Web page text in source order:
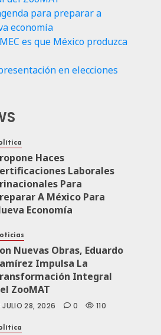
para preparar a
economía
es que México produzca
en elecciones
Haces
Laborales
Para
A México Para
Economía
Nuevas Obras, Eduardo
Impulsa La
Integral
ZooMAT
JULIO 28, 2026 0 110